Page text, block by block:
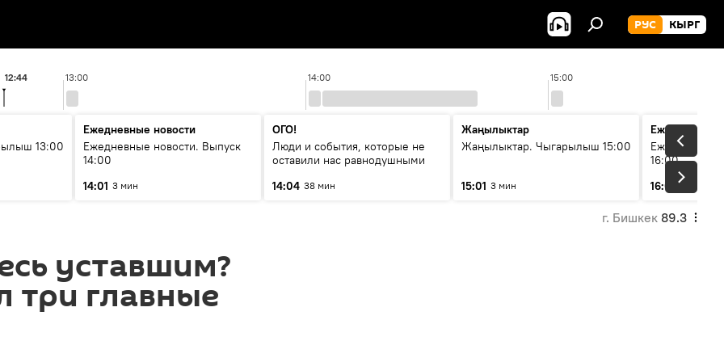
РУС КЫРГ
13:00 14:00 15:00
12:44
13:00
Ежедневные новости
Ежедневные новости. Выпуск
14:00
14:01 3 мин
ОГО!
Люди и события, которые не
оставили нас равнодушными
14:04 38 мин
Жаңылыктар
Жаңылыктар. Чыгарылыш 15:00
15:01 3 мин
Ежедневные
Ежедневные
16:00
16:01
3 мин
г. Бишкек 89.3
уставшим?
три главные